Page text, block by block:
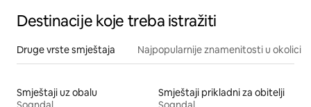
Destinacije koje treba istražiti
Druge vrste smještaja Najpopularnije znamenitosti u okolici
Smještaji uz obalu
Smještaji prikladni za obitelji